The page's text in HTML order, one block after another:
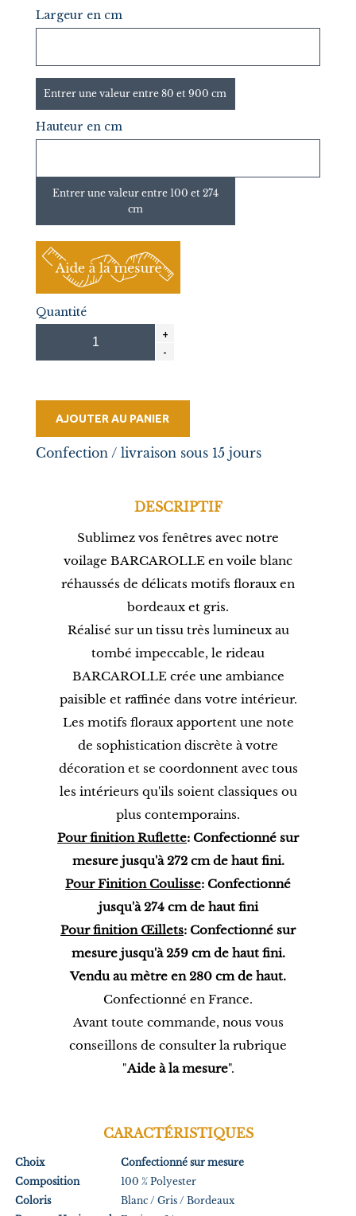
Largeur en cm
Entrer une valeur entre 80 et 900 cm
Hauteur en cm
Entrer une valeur entre 100 et 274
cm
Quantité
AJOUTER AU PANIER
Confection / livraison sous 15 jours
DESCRIPTIF
Sublimez vos fenêtres avec notre
voilage BARCAROLLE en voile blanc
réhaussés de délicats motifs floraux en
bordeaux et gris.
Réalisé sur un tissu très lumineux au
tombé impeccable, le rideau
BARCAROLLE crée une ambiance
paisible et raffinée dans votre intérieur.
Les motifs floraux apportent une note
de sophistication discrète à votre
décoration etse coordonnent avec tous
les intérieurs qu'ils soient classiques ou
plus contemporains.
Pour finition Ruflette: Confectionné sur
mesure jusqu'à 272 cm de haut fini.
Pour Finition Coulisse: Confectionné
jusqu'à 274 cm de haut fini
Pour finition Œillets: Confectionné sur
mesure jusqu'à 259 cm de haut fini.
Vendu au mètre en 280 cm de haut.
Confectionné en France.
Avant toute commande, nous vous
conseillons de consulter la rubrique
"Aide à la mesure".
CARACTÉRISTIQUES
Choix
Composition
Coloris
Confectionné sur mesure
100 % Polyester
Blanc / Gris / Bordeaux